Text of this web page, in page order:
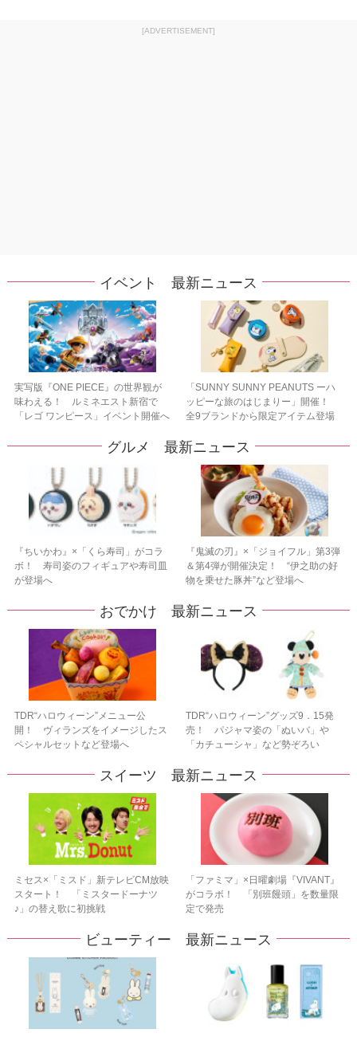
[ADVERTISEMENT]
イベント 最新ニュース
実写版『ONE PIECE』の世界観が
味わえる！ ルミネエスト新宿で
「レゴ ワンピース」イベント開催へ
「SUNNY SUNNY PEANUTS ーハ
ッピーな旅のはじまりー」開催！
全9ブランドから限定アイテム登場
グルメ 最新ニュース
『ちいかわ』×「くら寿司」がコラ
ボ！ 寿司姿のフィギュアや寿司皿
が登場へ
『鬼滅の刃』×「ジョイフル」第3弾
＆第4弾が開催決定！ “伊之助の好
物を乗せた豚丼”など登場へ
おでかけ 最新ニュース
TDR“ハロウィーン”メニュー公
開！ ヴィランズをイメージしたス
ペシャルセットなど登場へ
TDR“ハロウィーン”グッズ9．15発
売！ パジャマ姿の「ぬいバ」や
「カチューシャ」など勢ぞろい
スイーツ 最新ニュース
ミセス×「ミスド」新テレビCM放映
スタート！ 「ミスタードーナツ
♪」の替え歌に初挑戦
「ファミマ」×日曜劇場『VIVANT』
がコラボ！ 「別班饅頭」を数量限
定で発売
ビューティー 最新ニュース